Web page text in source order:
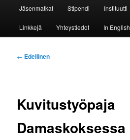
Jäsenmatkat Stipendi Instituutti
Linkkejä Yhteystiedot In English
Artikkelien
← Edellinen
Kuvitustyöpaja
Damaskoksessa